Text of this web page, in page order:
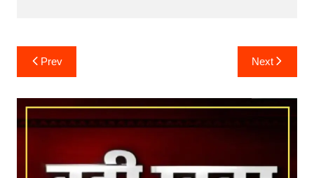
Post
navigation
Prev Next